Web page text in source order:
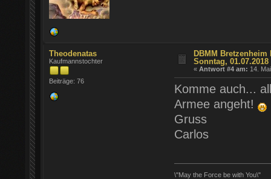
Theodenatas
Kaufmannstochter
Beiträge: 76
DBMM Bretzenheim
Sonntag, 01.07.2018
«Antwort #4 am: 14.
Komme auch...
Armee angeht!
Gruss
Carlos
\"May the Force be with You\"